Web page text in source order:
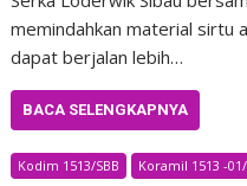
memindahkan material sirtu
dapat berjalan lebih…
BACA SELENGKAPNYA
Kodim 1513/SBB Koramil 1513 -